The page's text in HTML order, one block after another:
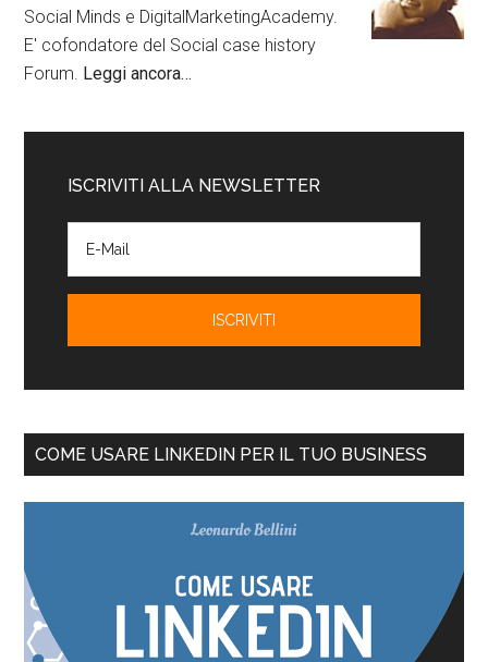
Social Minds e DigitalMarketingAcademy.
E' cofondatore del Social case history
Forum. Leggi ancora…
ISCRIVITI ALLA NEWSLETTER
COME USARE LINKEDIN PER IL TUO BUSINESS